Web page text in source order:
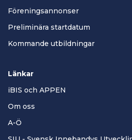
Föreningsannonser
Preliminära startdatum
Kommande utbildningar
Länkar
iBIS och APPEN
Om oss
A-Ö